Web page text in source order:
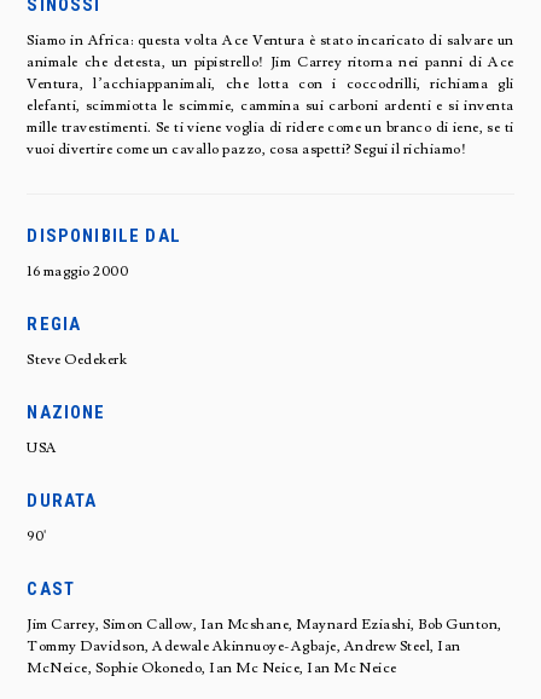
Siamo in Africa: questa volta Ace Ventura è stato incaricato di salvare un
animale che detesta, un pipistrello! Jim Carrey ritorna nei panni di Ace
Ventura, l’acchiappanimali, che lotta con i coccodrilli, richiama gli
elefanti, scimmiotta le scimmie, cammina sui carboni ardenti e si inventa
mille travestimenti. Se ti viene voglia di ridere come un branco di iene, se ti
vuoi divertire come un cavallo pazzo, cosa aspetti? Segui il richiamo!
DISPONIBILE DAL
16 maggio 2000
REGIA
Steve Oedekerk
NAZIONE
USA
DURATA
90'
CAST
Jim Carrey, Simon Callow, Ian Mcshane, Maynard Eziashi, Bob Gunton,
Tommy Davidson, Adewale Akinnuoye-Agbaje, Andrew Steel, Ian
McNeice, Sophie Okonedo, Ian Mc Neice, Ian Mc Neice